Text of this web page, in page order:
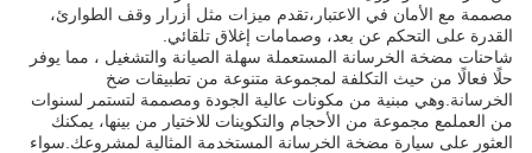
مصممة مع الأمان في الاعتبار،تقدم ميزات مثل أزرار وقف الطوارئ،
القدرة على التحكم عن بعد، وصمامات إغلاق تلقائي.
شاحنات مضخة الخرسانة المستعملة سهلة الصيانة والتشغيل ، مما يوفر
حلًا فعالًا من حيث التكلفة لمجموعة متنوعة من تطبيقات ضخ
الخرسانة.وهي مبنية من مكونات عالية الجودة ومصممة لتستمر لسنوات
من العملمع مجموعة من الأحجام والتكوينات للاختيار من بينها، يمكنك
العثور على سيارة مضخة الخرسانة المستخدمة المثالية لمشروعك.سواء